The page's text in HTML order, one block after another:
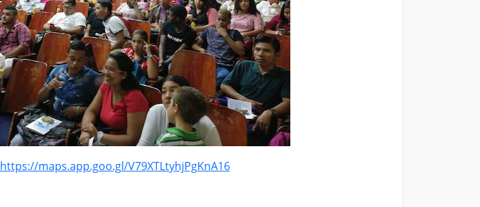
https://maps.app.goo.gl/V79XTLtyhjPgKnA16